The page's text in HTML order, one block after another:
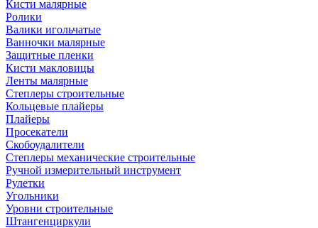
Кисти малярные
Ролики
Валики игольчатые
Ванночки малярные
Защитные пленки
Кисти макловицы
Ленты малярные
Степлеры строительные
Кольцевые плайеры
Плайеры
Просекатели
Скобоудалители
Степлеры механические строительные
Ручной измерительный инструмент
Рулетки
Угольники
Уровни строительные
Штангенциркули